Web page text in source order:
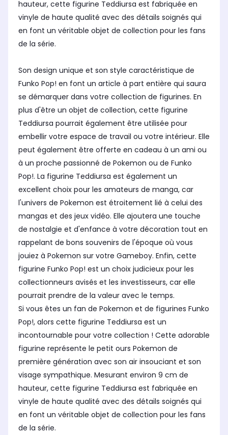
hauteur, cette figurine Teddiursa est fabriquée en
vinyle de haute qualité avec des détails soignés qui
en font un véritable objet de collection pour les fans
de la série.
Son design unique et son style caractéristique de
Funko Pop! en font un article à part entière qui saura
se démarquer dans votre collection de figurines. En
plus d'être un objet de collection, cette figurine
Teddiursa pourrait également être utilisée pour
embellir votre espace de travail ou votre intérieur. Elle
peut également être offerte en cadeau à un ami ou
à un proche passionné de Pokemon ou de Funko
Pop!. La figurine Teddiursa est également un
excellent choix pour les amateurs de manga, car
l'univers de Pokemon est étroitement lié à celui des
mangas et des jeux vidéo. Elle ajoutera une touche
de nostalgie et d'enfance à votre décoration tout en
rappelant de bons souvenirs de l'époque où vous
jouiez à Pokemon sur votre Gameboy. Enfin, cette
figurine Funko Pop! est un choix judicieux pour les
collectionneurs avisés et les investisseurs, car elle
pourrait prendre de la valeur avec le temps.
Si vous êtes un fan de Pokemon et de figurines Funko
Pop!, alors cette figurine Teddiursa est un
incontournable pour votre collection ! Cette adorable
figurine représente le petit ours Pokemon de
première génération avec son air insouciant et son
visage sympathique. Mesurant environ 9 cm de
hauteur, cette figurine Teddiursa est fabriquée en
vinyle de haute qualité avec des détails soignés qui
en font un véritable objet de collection pour les fans
de la série.